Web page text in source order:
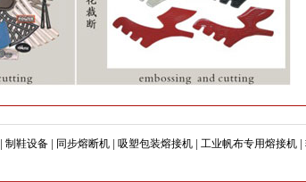
制鞋设备| 同步熔断机| 吸塑包装熔接机| 工业帆布专用熔接机|